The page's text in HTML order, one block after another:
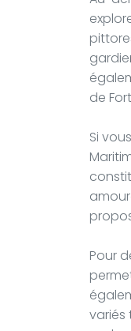
de
Si
Pour
variés